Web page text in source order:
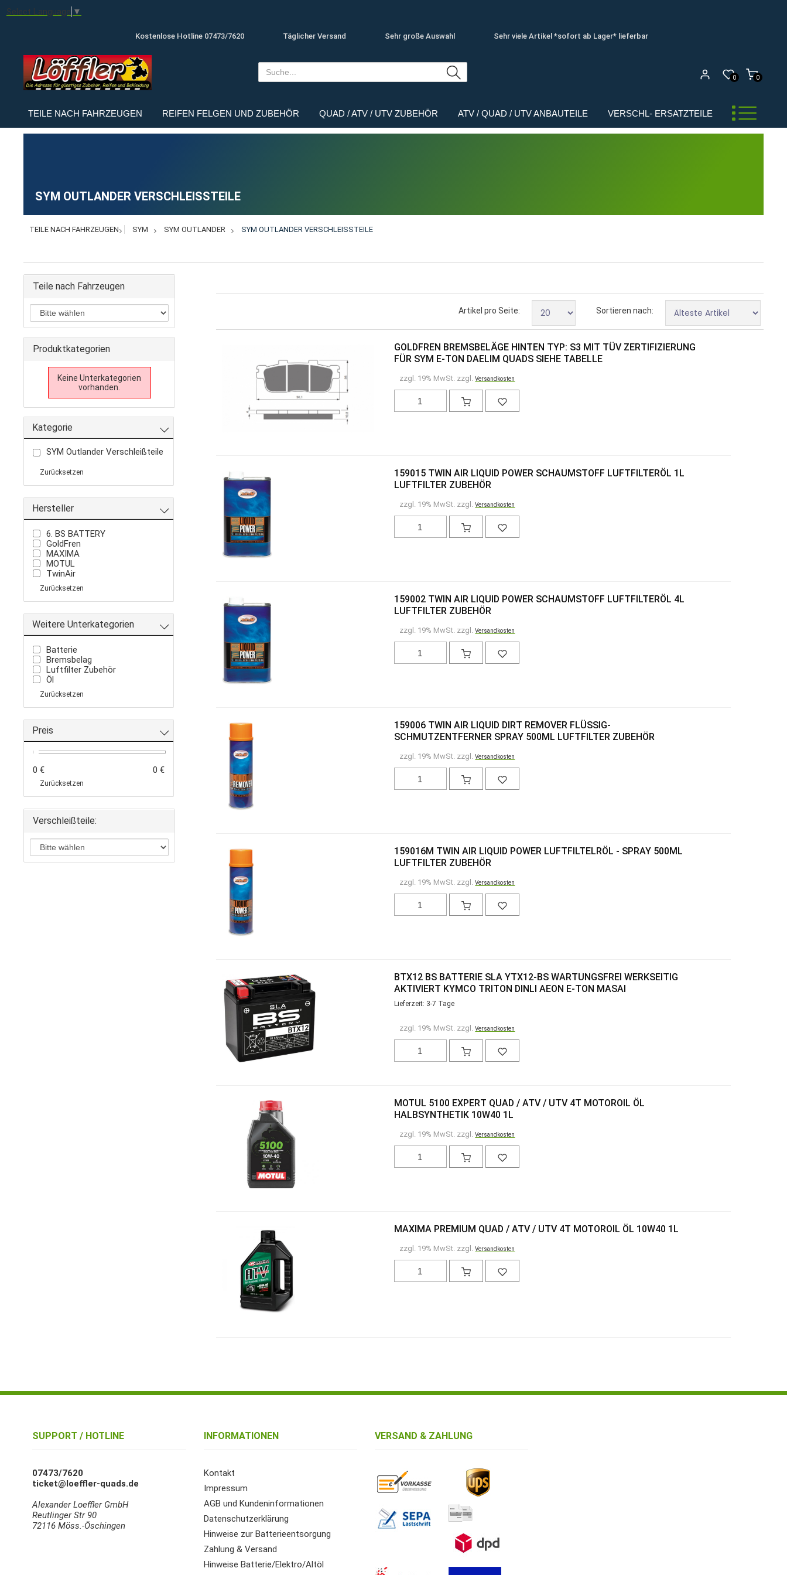
Select Language ▼
Kostenlose Hotline 07473/7620 Täglicher Versand Sehr große Auswahl Sehr viele Artikel *sofort ab Lager* lieferbar
0
0
TEILE NACH FAHRZEUGEN REIFEN FELGEN UND ZUBEHÖR QUAD / ATV / UTV ZUBEHÖR ATV / QUAD / UTV ANBAUTEILE VERSCHL- ERSATZTEILE
SYM OUTLANDER VERSCHLEISSTEILE
TEILE NACH FAHRZEUGEN SYM SYM OUTLANDER SYM OUTLANDER VERSCHLEISSTEILE
Teile nach Fahrzeugen
Produktkategorien
Keine Unterkategorien
vorhanden.
Kategorie
SYM Outlander Verschleißteile
Zurücksetzen
Hersteller
6. BS BATTERY
GoldFren
MAXIMA
MOTUL
TwinAir
Zurücksetzen
Weitere Unterkategorien
Batterie
Bremsbelag
Luftfilter Zubehör
Öl
Zurücksetzen
Preis
0 € 0 €
Zurücksetzen
Verschleißteile:
Sortieren nach:
Artikel pro Seite:
GOLDFREN BREMSBELÄGE HINTEN TYP: S3 MIT TÜV ZERTIFIZIERUNG
FÜR SYM E-TON DAELIM QUADS SIEHE TABELLE
zzgl. 19% MwSt. zzgl.Versandkosten
159015 TWIN AIR LIQUID POWER SCHAUMSTOFF LUFTFILTERÖL 1L
LUFTFILTER ZUBEHÖR
zzgl. 19% MwSt. zzgl.Versandkosten
159002 TWIN AIR LIQUID POWER SCHAUMSTOFF LUFTFILTERÖL 4L
LUFTFILTER ZUBEHÖR
zzgl. 19% MwSt. zzgl.Versandkosten
159006 TWIN AIR LIQUID DIRT REMOVER FLÜSSIG-
SCHMUTZENTFERNER SPRAY 500ML LUFTFILTER ZUBEHÖR
zzgl. 19% MwSt. zzgl.Versandkosten
159016M TWIN AIR LIQUID POWER LUFTFILTELRÖL - SPRAY 500ML
LUFTFILTER ZUBEHÖR
zzgl. 19% MwSt. zzgl.Versandkosten
BTX12 BS BATTERIE SLA YTX12-BS WARTUNGSFREI WERKSEITIG
AKTIVIERT KYMCO TRITON DINLI AEON E-TON MASAI
Lieferzeit: 3-7 Tage
zzgl. 19% MwSt. zzgl.Versandkosten
MOTUL 5100 EXPERT QUAD / ATV / UTV 4T MOTOROIL ÖL
HALBSYNTHETIK 10W40 1L
zzgl. 19% MwSt. zzgl.Versandkosten
MAXIMA PREMIUM QUAD / ATV / UTV 4T MOTOROIL ÖL 10W40 1L
zzgl. 19% MwSt. zzgl.Versandkosten
SUPPORT / HOTLINE
07473/7620
ticket@loeffler-quads.de
Alexander Loeffler GmbH
Reutlinger Str 90
72116 Möss.-Öschingen
INFORMATIONEN
Kontakt
Impressum
AGB und Kundeninformationen
Datenschutzerklärung
Hinweise zur Batterieentsorgung
Zahlung & Versand
Hinweise Batterie/Elektro/Altöl
VERSAND & ZAHLUNG